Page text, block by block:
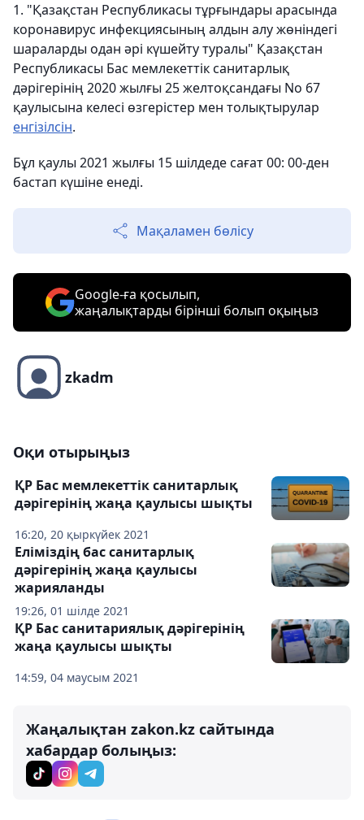
1. "Қазақстан Республикасы тұрғындары арасында
коронавирус инфекциясының алдын алу жөніндегі
шараларды одан әрі күшейту туралы" Қазақстан
Республикасы Бас мемлекеттік санитарлық
дәрігерінің 2020 жылғы 25 желтоқсандағы No 67
қаулысына келесі өзгерістер мен толықтырулар
енгізілсін.
Бұл қаулы 2021 жылғы 15 шілдеде сағат 00: 00-ден
бастап күшіне енеді.
Мақаламен бөлісу
Google-ға қосылып,
жаңалықтарды бірінші болып оқыңыз
zkadm
Оқи отырыңыз
16:20, 20 қыркүйек 2021
ҚР Бас мемлекеттік санитарлық
дәрігерінің жаңа қаулысы шықты
19:26, 01 шілде 2021
Еліміздің бас санитарлық
дәрігерінің жаңа қаулысы
жарияланды
14:59, 04 маусым 2021
ҚР Бас санитариялық дәрігерінің
жаңа қаулысы шықты
Жаңалықтан zakon.kz сайтында
хабардар болыңыз: